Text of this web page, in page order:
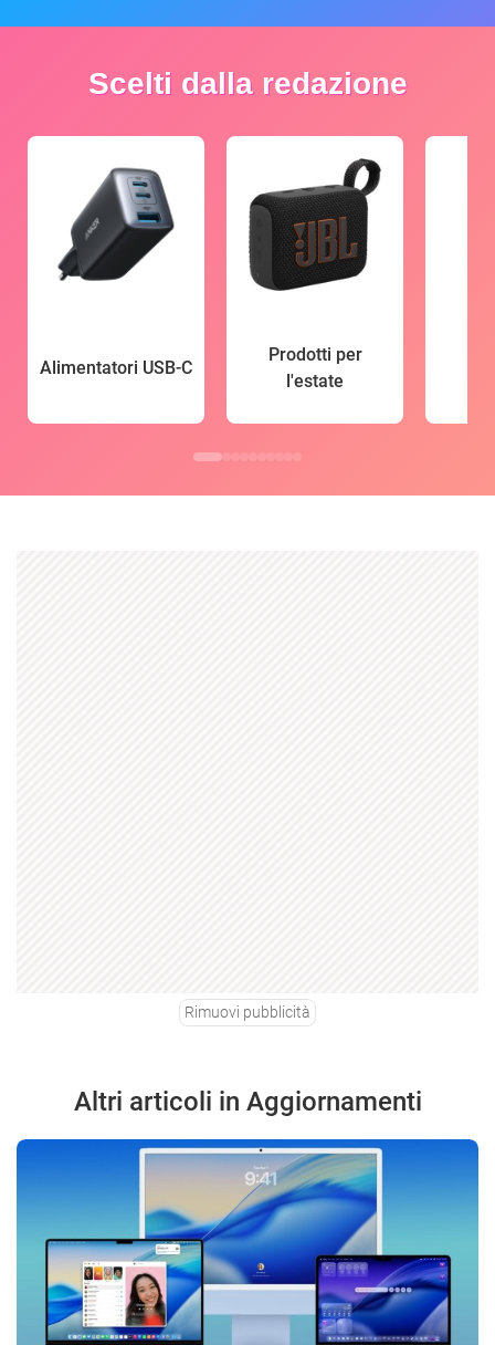
Scelti dalla redazione
Alimentatori USB-C
Prodotti per
l'estate
Rimuovi pubblicità
Altri articoli in Aggiornamenti